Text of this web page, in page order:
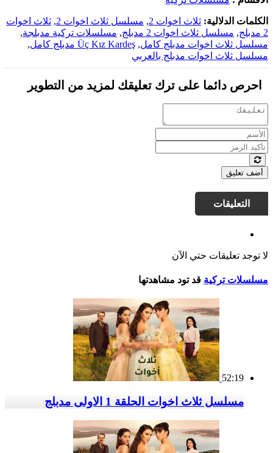
الكلمات الدلالية: ثلاث اخوات 2 , مسلسل ثلاث اخوات 2 , ثلاث اخوات
2 مدبلج
, مسلسل ثلاث اخوات 2 مدبلج , مسلسلات تركية مدبلجة,
مسلسل ثلاث اخوات مدبلج كامل, Üç Kız Kardeş مدبلج كامل
,
مسلسل ثلاث اخوات مدبلج بالعربي
احرص دائما على ترك تعليقك لمزيد من التطوير
أضف تعليق
التعليقات
لا توجد تعليقات حتي الآن
مسلسلات تركية قد تود مشاهدتها
52:19
مسلسل ثلاث اخوات الحلقة 1 الاولى مدبلج